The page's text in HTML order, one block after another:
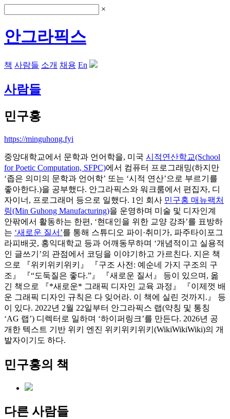
×
안그라픽스
책 사람들 소개 채용 En
사람들
민구홍
https://minguhong.fyi
중앙대학교에서 문학과 언어학을, 미국 시적연산학교(School
for Poetic Computation, SFPC)에서 컴퓨터 프로그래밍(하지만
‘좁은 의미의 문학과 언어학’ 또는 ‘시적 연산’으로 부르기를
좋아한다.)을 공부했다. 안그라픽스와 워크룸에서 편집자, 디
자이너, 프로그래머 등으로 일했다. 1인 회사 민구홍 매뉴팩처
링(Min Guhong Manufacturing)을 운영하며 미술 및 디자인계
안팎에서 활동하는 한편, ‘현대인을 위한 교양 강좌’를 표방하
는 ‘새로운 질서’를 통해 스튜디오 파이·취미가, 파주타이포그
라피배곳, 홍익대학교 등과 어깨동무하며 ‘개념적이고 실용적
인 글쓰기’의 관점에서 코딩을 이야기하고 가르친다. 지은 책
으로 『위키위키위키』 『구조 사전: 예순네 가지 구조의 구
조』 『“도둑질은 좋다.”』 『새로운 질서』 등이 있으며, 옮
긴 책으로 『*새로운* 그래픽 디자인 교육 과정』 『이제껏 배
운 그래픽 디자인 규칙은 다 잊어라. 이 책에 실린 것까지.』 등
이 있다. 2022년 2월 22일부터 안그라픽스 랩(약칭 및 통칭
‘AG 랩’) 디렉터로 일하며 ‘하이퍼링크’를 만든다. 2026년 공
개한 텍스트 기반 위키 엔진 위키위키위키(WikiWikiWiki)의 개
발자이기도 하다.
민구홍의 책
다른 사람들